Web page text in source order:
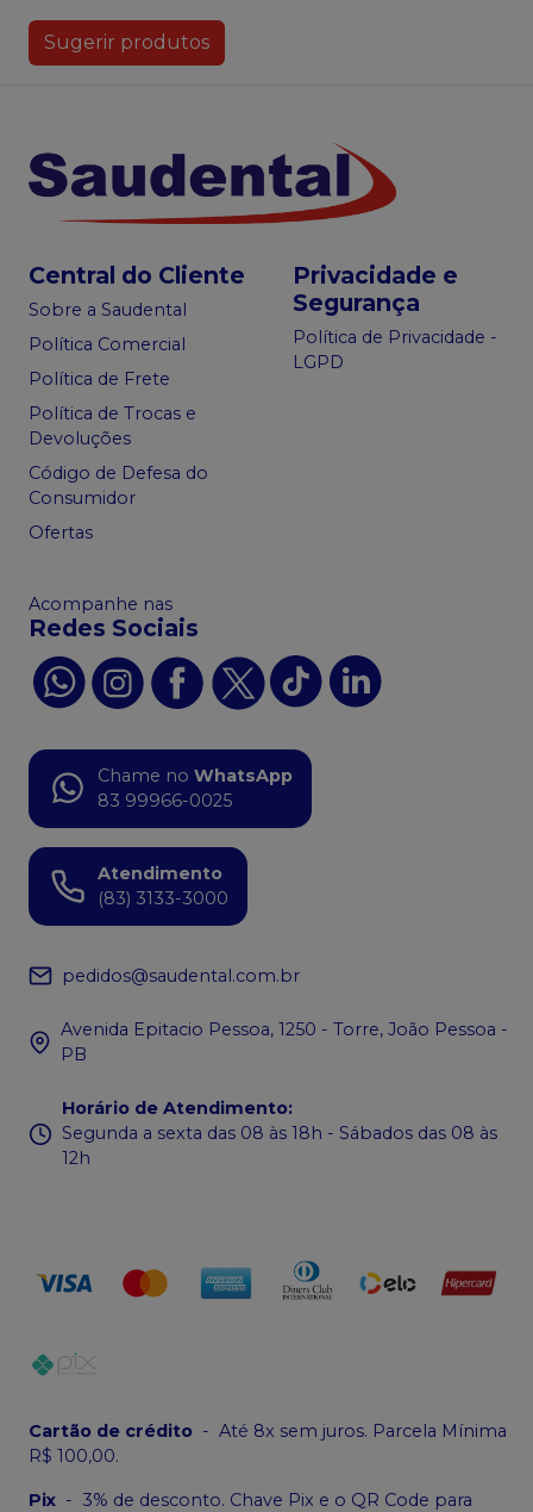
Sugerir produtos
Central do Cliente
Sobre a Saudental
Política Comercial
Política de Frete
Política de Trocas e
Devoluções
Código de Defesa do
Consumidor
Ofertas
Privacidade e
Segurança
Política de Privacidade -
LGPD
Acompanhe nas
Redes Sociais
Chame no WhatsApp
83 99966-0025
Atendimento
(83) 3133-3000
pedidos@saudental.com.br
Avenida Epitacio Pessoa, 1250 - Torre, João Pessoa -
PB
Horário de Atendimento:
Segunda a sexta das 08 às 18h - Sábados das 08 às
12h
Cartão de crédito - Até 8x sem juros. Parcela Mínima
R$ 100,00.
Pix - 3% de desconto. Chave Pix e o QR Code para